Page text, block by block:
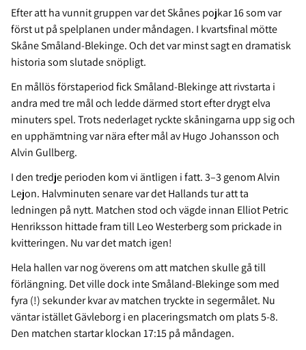
Efter att ha vunnit gruppen var det Skånes pojkar 16 som var
först ut på spelplanen under måndagen. I kvartsfinal mötte
Skåne Småland-Blekinge. Och det var minst sagt en dramatisk
historia som slutade snöpligt.
En mållös förstaperiod fick Småland-Blekinge att rivstarta i
andra med tre mål och ledde därmed stort efter drygt elva
minuters spel. Trots nederlaget ryckte skåningarna upp sig och
en upphämtning var nära efter mål av Hugo Johansson och
Alvin Gullberg.
I den tredje perioden kom vi äntligen i fatt. 3–3 genom Alvin
Lejon. Halvminuten senare var det Hallands tur att ta
ledningen på nytt. Matchen stod och vägde innan Elliot Petric
Henriksson hittade fram till Leo Westerberg som prickade in
kvitteringen. Nu var det match igen!
Hela hallen var nog överens om att matchen skulle gå till
förlängning. Det ville dock inte Småland-Blekinge som med
fyra (!) sekunder kvar av matchen tryckte in segermålet. Nu
väntar istället Gävleborg i en placeringsmatch om plats 5-8.
Den matchen startar klockan 17:15 på måndagen.